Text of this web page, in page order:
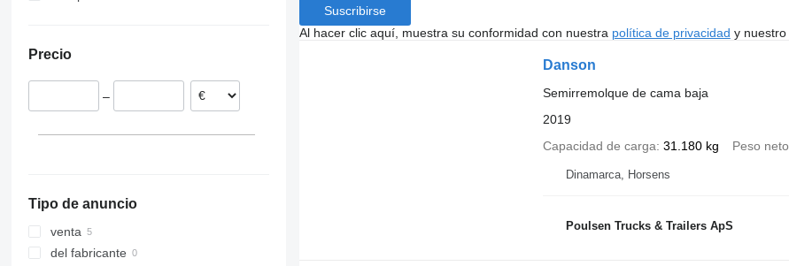
Precio
–
Tipo de anuncio
venta
del fabricante
Suscribirse
Al hacer clic aquí, muestra su conformidad con nuestra política de privacidad y nuestro
Danson
Semirremolque de cama baja
2019
Capacidad de carga 31.180 kg Peso neto
Dinamarca, Horsens
Poulsen Trucks & Trailers ApS